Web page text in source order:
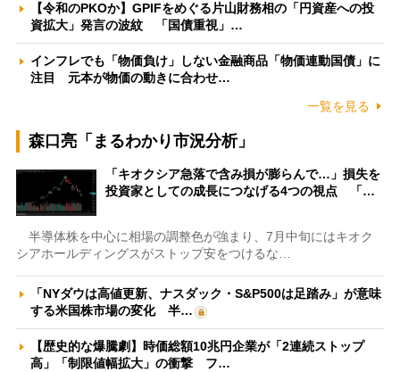
【令和のPKOか】GPIFをめぐる片山財務相の「円資産への投
資拡大」発言の波紋 「国債重視」…
インフレでも「物価負け」しない金融商品「物価連動国債」に
注目 元本が物価の動きに合わせ…
一覧を見る
森口亮「まるわかり市況分析」
「キオクシア急落で含み損が膨らんで…」損失を
投資家としての成長につなげる4つの視点 「…
半導体株を中心に相場の調整色が強まり、7月中旬にはキオク
シアホールディングスがストップ安をつけるな…
「NYダウは高値更新、ナスダック・S&P500は足踏み」が意味
する米国株市場の変化 半…
【歴史的な爆騰劇】時価総額10兆円企業が「2連続ストップ
高」「制限値幅拡大」の衝撃 フ…